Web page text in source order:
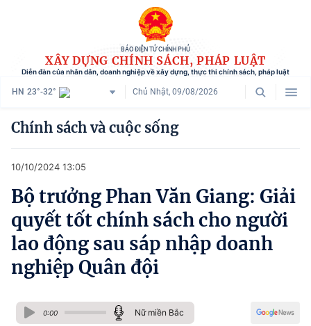
BÁO ĐIỆN TỬ CHÍNH PHỦ
XÂY DỰNG CHÍNH SÁCH, PHÁP LUẬT
Diễn đàn của nhân dân, doanh nghiệp về xây dựng, thực thi chính sách, pháp luật
HN 23°-32° Chủ Nhật, 09/08/2026
Danh mục
Tham vấn chính sách
Người dân góp ý
Doanh nghiệp hiến kế
Hướng dẫn thực hiện chính sách
Chính sách và cuộc sống
10/10/2024 13:05
Bộ trưởng Phan Văn Giang: Giải
quyết tốt chính sách cho người
lao động sau sáp nhập doanh
nghiệp Quân đội
0:00 Nữ miền Bắc